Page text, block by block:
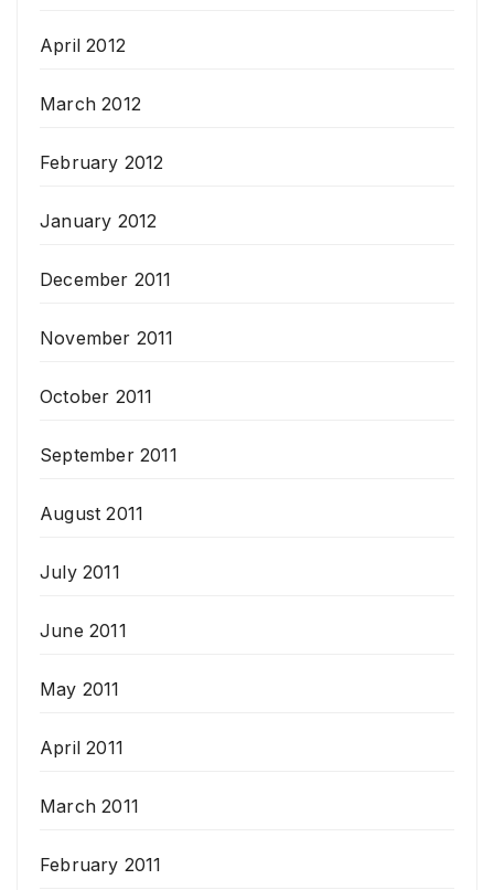
April 2012
March 2012
February 2012
January 2012
December 2011
November 2011
October 2011
September 2011
August 2011
July 2011
June 2011
May 2011
April 2011
March 2011
February 2011